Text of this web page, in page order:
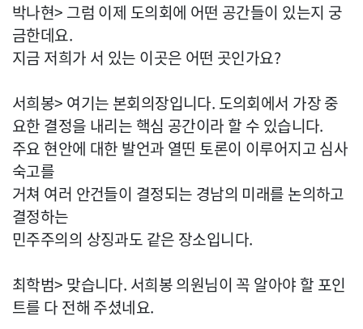
박나현> 그럼 이제 도의회에 어떤 공간들이 있는지 궁
금한데요.
지금 저희가 서 있는 이곳은 어떤 곳인가요?
서희봉> 여기는 본회의장입니다. 도의회에서 가장 중
요한 결정을 내리는 핵심 공간이라 할 수 있습니다.
주요 현안에 대한 발언과 열띤 토론이 이루어지고 심사
숙고를
거쳐 여러 안건들이 결정되는 경남의 미래를 논의하고
결정하는
민주주의의 상징과도 같은 장소입니다.
최학범> 맞습니다. 서희봉 의원님이 꼭 알아야 할 포인
트를 다 전해 주셨네요.